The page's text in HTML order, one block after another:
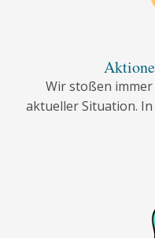
Wir stoßen immer
aktueller Situation.